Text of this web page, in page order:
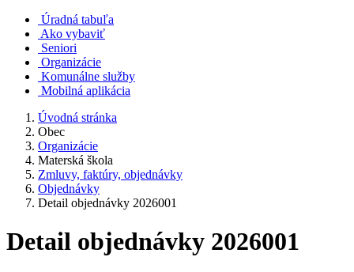
Úradná tabuľa
Ako vybaviť
Seniori
Organizácie
Komunálne služby
Mobilná aplikácia
Úvodná stránka
Obec
Organizácie
Materská škola
Zmluvy, faktúry, objednávky
Objednávky
Detail objednávky 2026001
Detail objednávky 2026001